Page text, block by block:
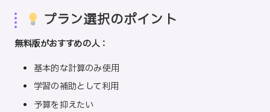
プラン選択のポイント
無料版がおすすめの人：
基本的な計算のみ使用
学習の補助として利用
予算を抑えたい